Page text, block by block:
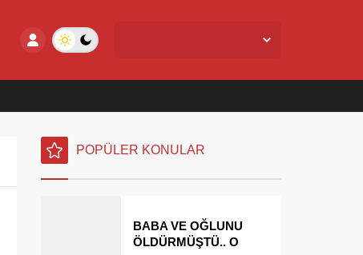
POPÜLER KONULAR
BABA VE OĞLUNU
ÖLDÜRMÜŞTÜ.. O